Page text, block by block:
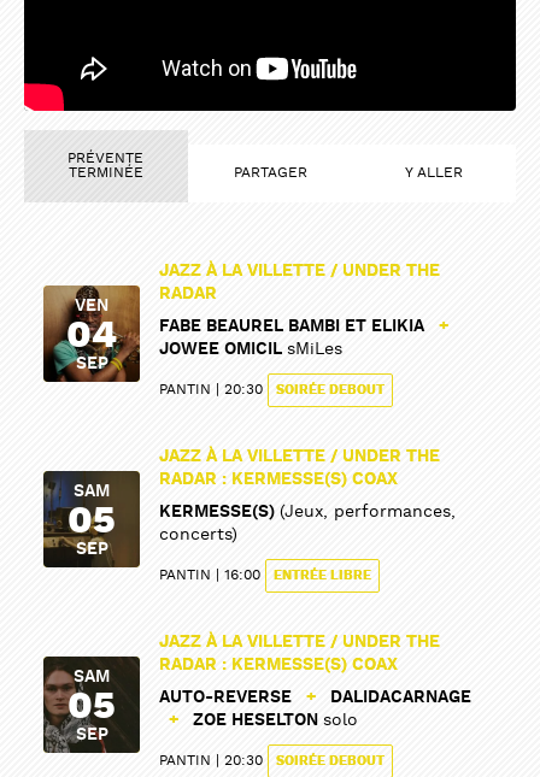
PRÉVENTE
TERMINÉE PARTAGER Y ALLER
VEN
04
SEP
JAZZ À LA VILLETTE / UNDER THE
RADAR
FABE BEAUREL BAMBI ET ELIKIA
+
JOWEE OMICIL sMiLes
PANTIN 20:30 SOIRÉE DEBOUT
SAM
05
SEP
JAZZ À LA VILLETTE / UNDER THE
RADAR : KERMESSE(S) COAX
KERMESSE(S) (Jeux, performances,
concerts)
PANTIN 16:00 ENTRÉE LIBRE
SAM
05
SEP
JAZZ À LA VILLETTE / UNDER THE
RADAR : KERMESSE(S) COAX
AUTO-REVERSE
+
DALIDACARNAGE
+
ZOE HESELTON solo
PANTIN 20:30 SOIRÉE DEBOUT